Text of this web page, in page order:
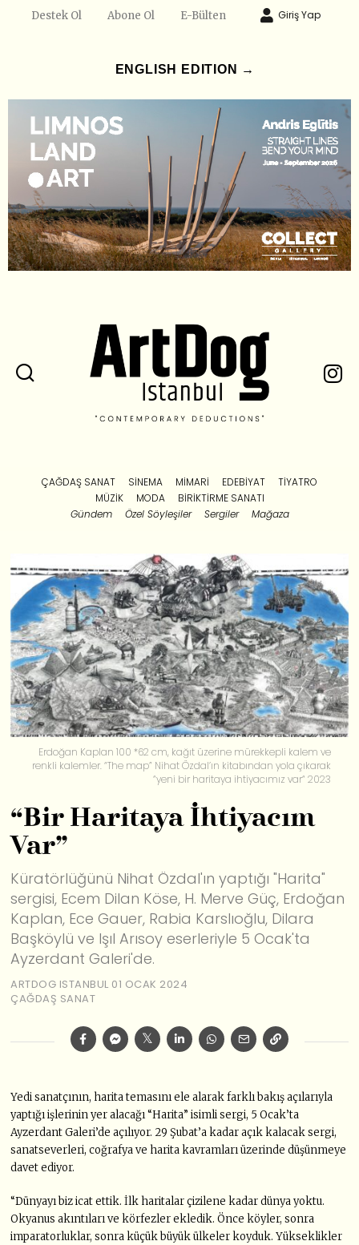
Destek Ol Abone Ol E-Bülten Giriş Yap
ENGLISH EDITION →
ÇAĞDAŞ SANAT SINEMA MIMARI EDEBIYAT
TIYATRO
MÜZIK
MODA
BIRIKTIRME SANATI
Gündem
Özel Söyleşiler Sergiler Mağaza
Erdoğan Kaplan 100 *62 cm, kağıt üzerine mürekkepli kalem ve
renkli kalemler. “The map” Nihat Özdal’ın kitabından yola çıkarak
“yeni bir haritaya ihtiyacımız var“ 2023
“Bir Haritaya İhtiyacım
Var”
Küratörlüğünü Nihat Özdal'ın yaptığı "Harita"
sergisi, Ecem Dilan Köse, H. Merve Güç, Erdoğan
Kaplan, Ece Gauer, Rabia Karslıoğlu, Dilara
Başköylü ve Işıl Arısoy eserleriyle 5 Ocak'ta
Ayzerdant Galeri'de.
ARTDOG ISTANBUL 01 OCAK 2024
ÇAĞDAŞ SANAT
Yedi sanatçının, harita temasını ele alarak farklı bakış açılarıyla
yaptığı işlerinin yer alacağı “Harita” isimli sergi, 5 Ocak’ta
Ayzerdant Galeri’de açılıyor. 29 Şubat’a kadar açık kalacak sergi,
sanatseverleri, coğrafya ve harita kavramları üzerinde düşünmeye
davet ediyor.
“Dünyayı biz icat ettik. İlk haritalar çizilene kadar dünya yoktu.
Okyanus akıntıları ve körfezler ekledik. Önce köyler, sonra
imparatorluklar, sonra küçük büyük ülkeler koyduk. Yükseklikler